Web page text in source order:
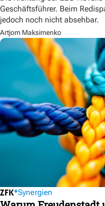
Geschäftsführer. Beim
jedoch noch nicht absehbar.
Artjom Maksimenko
Synergien